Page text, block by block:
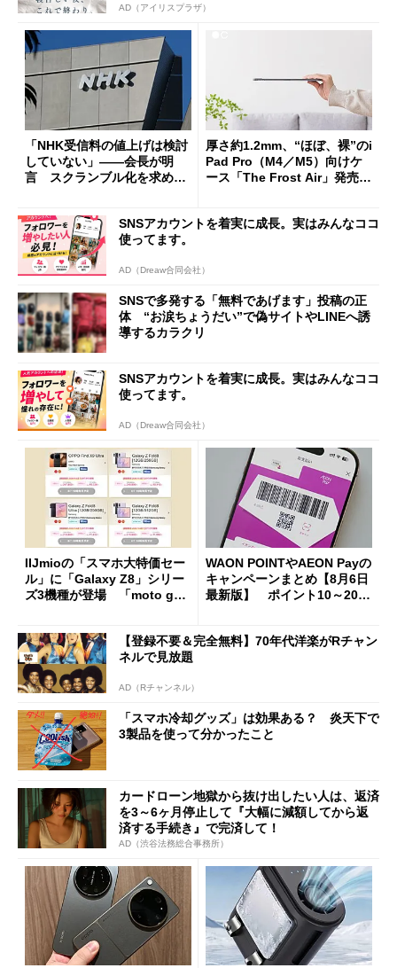
AD（アイリスプラザ）
「NHK受信料の値上げは検討
していない」――会長が明
言 スクランブル化を求める
厚さ約1.2mm、“ほぼ、裸”のi
Pad Pro（M4／M5）向けケ
ース「The Frost Air」発売
SNSアカウントを着実に成長。実はみんなココ
使ってます。
AD（Dreaw合同会社）
SNSで多発する「無料であげます」投稿の正
体 “お涙ちょうだい”で偽サイトやLINEへ誘
導するカラクリ
SNSアカウントを着実に成長。実はみんなココ
使ってます。
AD（Dreaw合同会社）
IIJmioの「スマホ大特価セー
ル」に「Galaxy Z8」シリー
ズ3機種が登場 「moto g37
WAON POINTやAEON Payの
キャンペーンまとめ【8月6日
最新版】 ポイント10～20倍
【登録不要＆完全無料】70年代洋楽がRチャン
ネルで見放題
AD（Rチャンネル）
「スマホ冷却グッズ」は効果ある？ 炎天下で
3製品を使って分かったこと
カードローン地獄から抜け出したい人は、返済
を3～6ヶ月停止して『大幅に減額してから返
済する手続き』で完済して！
AD（渋谷法務総合事務所）